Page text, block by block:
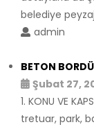
belediye
admin
BETON
Şubat 27,
1. KONU VE
tretuar, park,